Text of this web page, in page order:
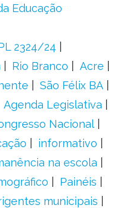
Educação
2324/24
Rio Branco
Acre
São Félix BA
Agenda Legislativa
Nacional
informativo
na escola
Painéis
municipais